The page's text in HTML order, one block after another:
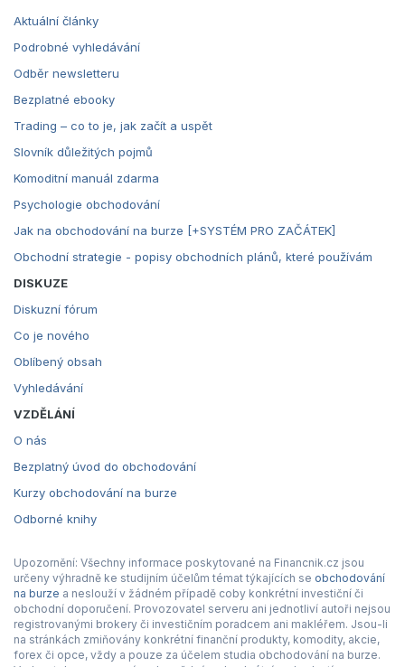
Aktuální články
Podrobné vyhledávání
Odběr newsletteru
Bezplatné ebooky
Trading – co to je, jak začít a uspět
Slovník důležitých pojmů
Komoditní manuál zdarma
Psychologie obchodování
Jak na obchodování na burze [+SYSTÉM PRO ZAČÁTEK]
Obchodní strategie - popisy obchodních plánů, které používám
DISKUZE
Diskuzní fórum
Co je nového
Oblíbený obsah
Vyhledávání
VZDĚLÁNÍ
O nás
Bezplatný úvod do obchodování
Kurzy obchodování na burze
Odborné knihy
Upozornění: Všechny informace poskytované na Financnik.cz jsou
určeny výhradně ke studijním účelům témat týkajících se obchodování
na burze a neslouží v žádném případě coby konkrétní investiční či
obchodní doporučení. Provozovatel serveru ani jednotliví autoři nejsou
registrovanými brokery či investičním poradcem ani makléřem. Jsou-li
na stránkách zmiňovány konkrétní finanční produkty, komodity, akcie,
forex či opce, vždy a pouze za účelem studia obchodování na burze.